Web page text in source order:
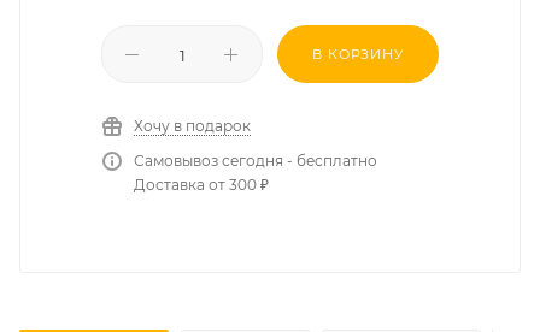
В КОРЗИНУ
Хочу в подарок
Самовывоз сегодня - бесплатно
Доставка от 300 ₽